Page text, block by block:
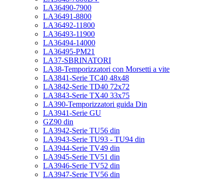
LA36490-7900
LA36491-8800
LA36492-11800
LA36493-11900
LA36494-14000
LA36495-PM21
LA37-SBRINATORI
LA38-Temporizzatori con Morsetti a vite
LA3841-Serie TC40 48x48
LA3842-Serie TD40 72x72
LA3843-Serie TX40 33x75
LA390-Temporizzatori guida Din
LA3941-Serie GU
GZ90 din
LA3942-Serie TU56 din
LA3943-Serie TU93 - TU94 din
LA3944-Serie TV49 din
LA3945-Serie TV51 din
LA3946-Serie TV52 din
LA3947-Serie TV56 din